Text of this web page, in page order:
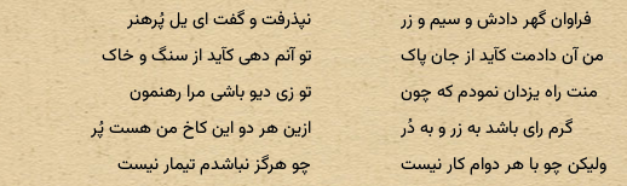
فراوان گهر دادش و سیم و زر
نپذرفت و گفت ای یل پُرهنر
من آن دادمت کآید از جان پاک
تو آنم دهی کآید از سنگ و خاک
منت راه یزدان نمودم که چون
تو زی دیو باشی مرا رهنمون
گرم رای باشد به زر و به دُر
ازین هر دو این کاخ من هست پُر
ولیکن چو با هر دوام کار نیست
چو هرگز نباشدم تیمار نیست